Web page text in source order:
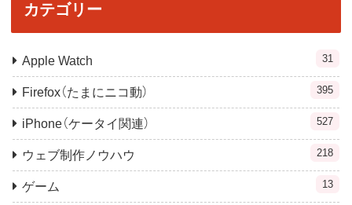
カテゴリー
Apple Watch 31
Firefox（たまにニコ動） 395
iPhone（ケータイ関連） 527
ウェブ制作ノウハウ 218
ゲーム 13